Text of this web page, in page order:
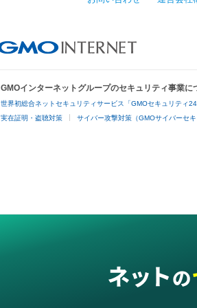
GMOインターネットグループのセキュリティ事業に
世界初総合ネットセキュリティサービス「GMOセキュリティ24
実在証明・盗聴対策 サイバー攻撃対策（GMOサイバーセキ